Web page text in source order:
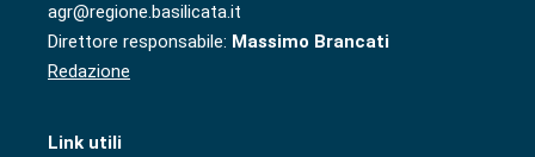
agr@regione.basilicata.it
Direttore responsabile: Massimo Brancati
Redazione
Link utili